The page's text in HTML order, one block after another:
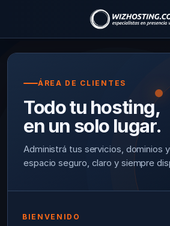
ÁREA DE CLIENTES
Todo tu hosting,
en un solo lugar.
Administrá tus servicios, dominios
espacio seguro, claro y siempre
BIENVENIDO